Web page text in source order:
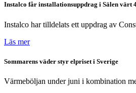
Instalco får installationsuppdrag i Sälen värt
Instalco har tilldelats ett uppdrag av
Läs mer
Sommarens väder styr elpriset i Sverige
Värmeböljan under juni i kombination